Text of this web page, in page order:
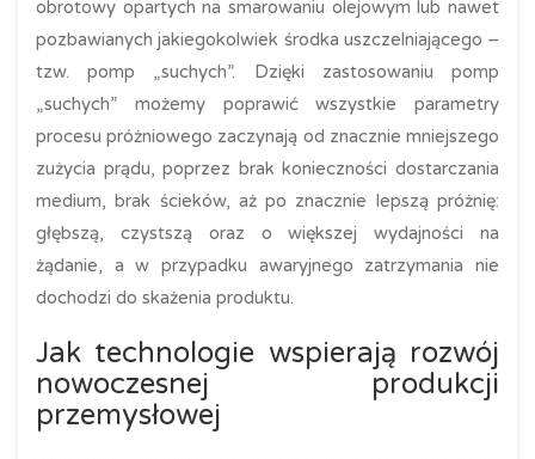
obrotowy opartych na smarowaniu olejowym lub nawet
pozbawianych jakiegokolwiek środka uszczelniającego –
tzw. pomp „suchych”. Dzięki zastosowaniu pomp
„suchych” możemy poprawić wszystkie parametry
procesu próżniowego zaczynają od znacznie mniejszego
zużycia prądu, poprzez brak konieczności dostarczania
medium, brak ścieków, aż po znacznie lepszą próżnię:
głębszą, czystszą oraz o większej wydajności na
żądanie, a w przypadku awaryjnego zatrzymania nie
dochodzi do skażenia produktu.
Jak technologie wspierają rozwój
nowoczesnej produkcji
przemysłowej